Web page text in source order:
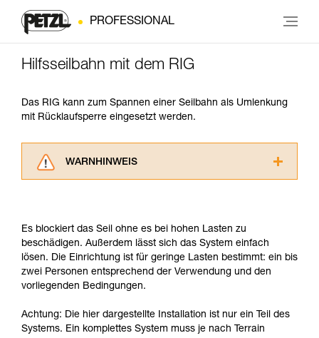
PROFESSIONAL
Hilfsseilbahn mit dem RIG
Das RIG kann zum Spannen einer Seilbahn als Umlenkung
mit Rücklaufsperre eingesetzt werden.
WARNHINWEIS
ziehen. Um diese Zusatzinformationen
verstehen zu können, müssen Sie zuerst die in
der Gebrauchsanweisung enthaltenen
Informationen richtig verstanden haben.
Die Beherrschung dieser Techniken setzt eine
Training voraus. Prüfen Sie zusammen mit
einem Profi, ob Sie in der Lage sind, den
Es blockiert das Seil ohne es bei hohen Lasten zu
beschädigen. Außerdem lässt sich das System einfach
lösen. Die Einrichtung ist für geringe Lasten bestimmt: ein bis
zwei Personen entsprechend der Verwendung und den
vorliegenden Bedingungen.
Achtung: Die hier dargestellte Installation ist nur ein Teil des
Systems. Ein komplettes System muss je nach Terrain